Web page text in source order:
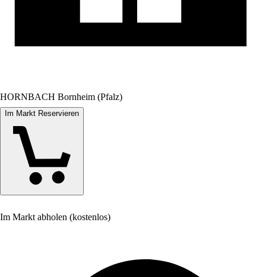
HORNBACH Bornheim (Pfalz)
Im Markt Reservieren
Im Markt abholen (kostenlos)